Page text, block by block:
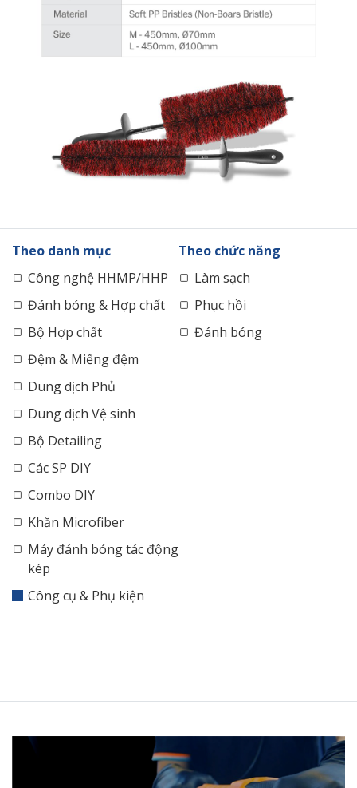
Theo danh mục
Công nghệ HHMP/HHP
Đánh bóng & Hợp chất
Bộ Hợp chất
Đệm & Miếng đệm
Dung dịch Phủ
Dung dịch Vệ sinh
Bộ Detailing
Các SP DIY
Combo DIY
Khăn Microfiber
Máy đánh bóng tác động
kép
Công cụ & Phụ kiện
Theo chức năng
Làm sạch
Phục hồi
Đánh bóng